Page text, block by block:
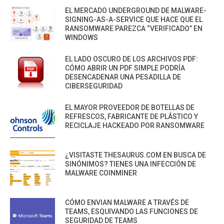
EL MERCADO UNDERGROUND DE MALWARE-
SIGNING-AS-A-SERVICE QUE HACE QUE EL
RANSOMWARE PAREZCA “VERIFICADO” EN
WINDOWS
EL LADO OSCURO DE LOS ARCHIVOS PDF:
CÓMO ABRIR UN PDF SIMPLE PODRÍA
DESENCADENAR UNA PESADILLA DE
CIBERSEGURIDAD
EL MAYOR PROVEEDOR DE BOTELLAS DE
REFRESCOS, FABRICANTE DE PLÁSTICO Y
RECICLAJE HACKEADO POR RANSOMWARE
¿VISITASTE THESAURUS.COM EN BUSCA DE
SINÓNIMOS? TIENES UNA INFECCIÓN DE
MALWARE COINMINER
CÓMO ENVIAN MALWARE A TRAVÉS DE
TEAMS, ESQUIVANDO LAS FUNCIONES DE
SEGURIDAD DE TEAMS